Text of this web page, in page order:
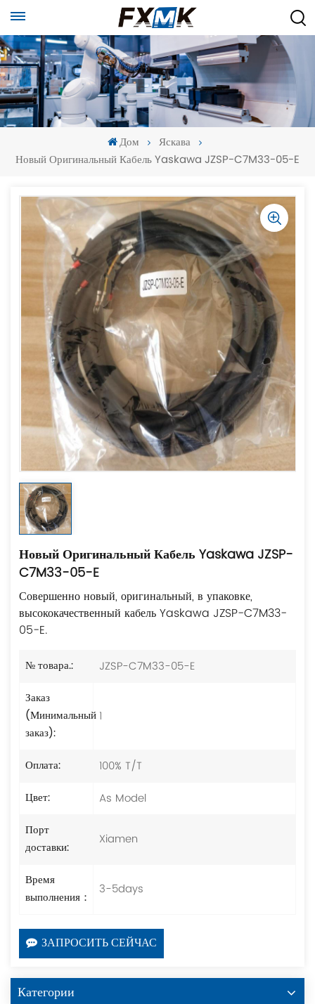
Дом
Яскава
Новый Оригинальный Кабель Yaskawa JZSP-C7M33-05-E
>
Новый Оригинальный Кабель Yaskawa JZSP-
C7M33-05-E
Совершенно новый, оригинальный, в упаковке,
высококачественный кабель Yaskawa JZSP-C7M33-
05-E.
№ товара.:
JZSP-C7M33-05-E
Заказ
(Минимальный
заказ):
1
Оплата:
100% T/T
Цвет:
As Model
Порт
доставки:
Xiamen
Время
выполнения：
3-5days
ЗАПРОСИТЬ СЕЙЧАС
Категории